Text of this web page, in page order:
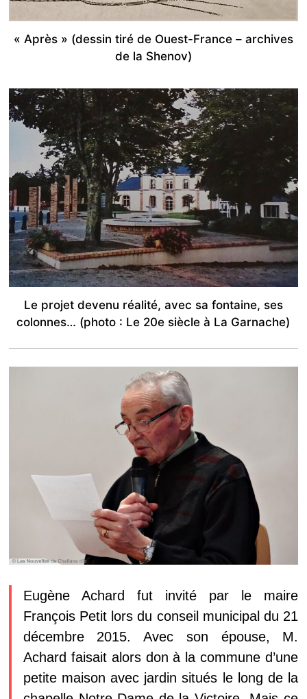
« Après » (dessin tiré de Ouest-France – archives
de la Shenov)
Le projet devenu réalité, avec sa fontaine, ses
colonnes… (photo : Le 20e siècle à La Garnache)
Eugène Achard fut invité par le maire
François Petit lors du conseil municipal du 21
décembre 2015. Avec son épouse, M.
Achard faisait alors don à la commune d’une
petite maison avec jardin situés le long de la